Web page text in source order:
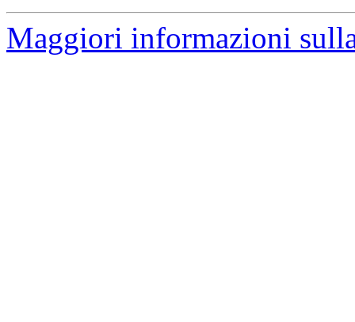
Maggiori informazioni